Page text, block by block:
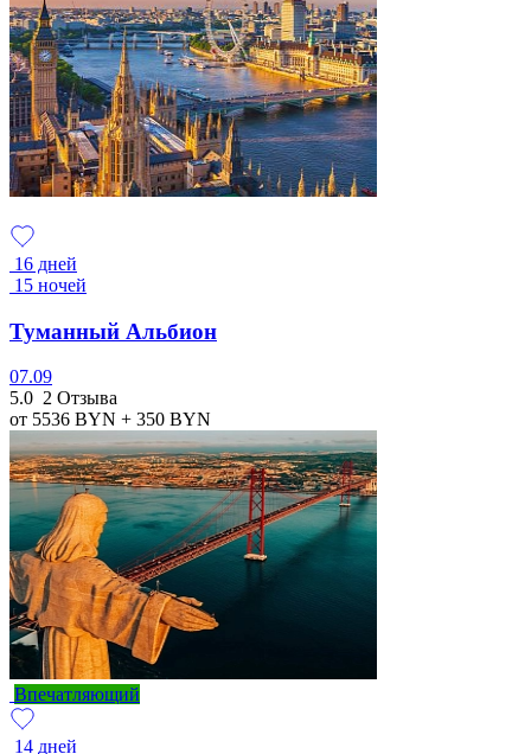
16 дней
15 ночей
Туманный Альбион
07.09
5.0 2 Отзыва
от 5536 BYN + 350 BYN
Впечатляющий
14 дней